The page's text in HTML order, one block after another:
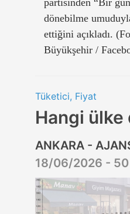
dönebilme
ettiğini açıkladı.
Büyükşehir /
Tüketici, Fiyat
Hangi ülke
ANKARA -
18/06/2026 -